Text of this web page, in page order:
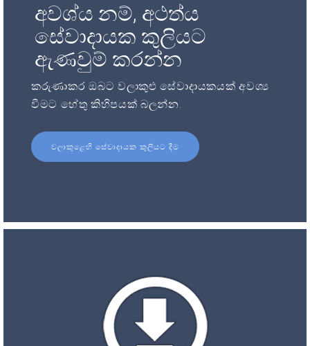
අවශ්ය නම්, අථත්ය
සේවාදායක කුලියට
ඇණවුම් කරන්න
කරුණාකර ඔබට වලාකුළු සේවාදායකයක් අවශ්‍ය
වීමට හේතු කිහිපයක් බලන්න.
වලාකුළෙහි සේවාදායක කුලියට දීම